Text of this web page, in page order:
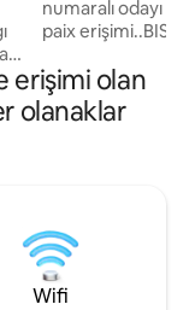
numaralı odayı
paix erişimi..BIS"
gölgesinde
içinde.
var. Sahilde
Dialaw/Gorée/
Desert.
erişimi olan
olanaklar
Wifi